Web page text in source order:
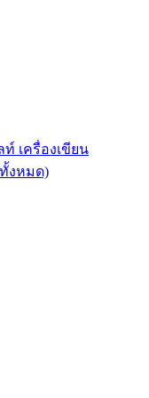
เครื่องเขียน
งหมด)